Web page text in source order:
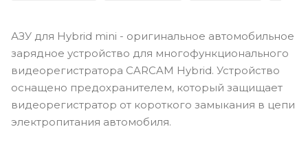
АЗУ для Hybrid mini - оригинальное автомобильное
зарядное устройство для многофункционального
видеорегистратора CARCAM Hybrid. Устройство
оснащено предохранителем, который защищает
видеорегистратор от короткого замыкания в цепи
электропитания автомобиля.